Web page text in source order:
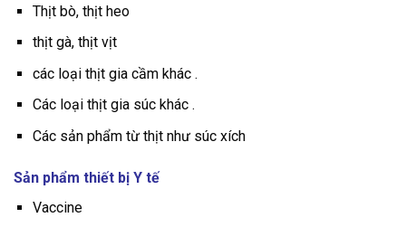
Thịt bò, thịt heo
thịt gà, thịt vịt
các loại thịt gia cầm khác .
Các loại thịt gia súc khác .
Các sản phẩm từ thịt như súc xích
Sản phẩm thiết bị Y tế
Vaccine